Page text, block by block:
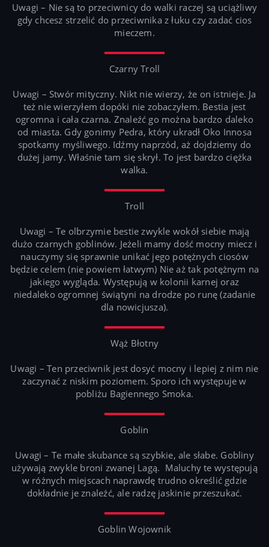
Uwagi – Nie są to przeciwnicy do walki raczej są uciążliwy
gdy chcesz strzelić do przeciwnika z łuku czy zadać cios
mieczem.
Czarny Troll
Uwagi – Stwór mityczny. Nikt nie wierzy, że on istnieje. Ja
też nie wierzyłem dopóki nie zobaczyłem. Bestia jest
ogromna i cała czarna. Znaleźć go można bardzo daleko
od miasta. Gdy gonimy Pedra, który ukradł Oko Innosa
spotkamy myśliwego. Idźmy naprzód, aż dojdziemy do
dużej jamy. Właśnie tam się skrył. To jest bardzo ciężka
walka.
Troll
Uwagi – Te olbrzymie bestie zwykle wokół siebie mają
dużo czarnych goblinów. Jeżeli mamy dość mocny miecz i
nauczymy się sprawnie unikać jego potężnych ciosów
będzie celem (nie powiem łatwym) Nie aż tak potężnym na
jakiego wygląda. Występują w kolonii karnej oraz
niedaleko ogromnej świątyni na drodze po runę (zadanie
dla nowicjusza).
Wąż Błotny
Uwagi – Ten przeciwnik jest dosyć mocny i lepiej z nim nie
zaczynać z niskim poziomem. Sporo ich występuje w
pobliżu Bagiennego Smoka.
Goblin
Uwagi – Te małe skubance są szybkie, ale słabe. Gobliny
używają zwykle broni zwanej Lagą. Maluchy te występują
w różnych miejscach naprawdę trudno określić gdzie
dokładnie je znaleźć, ale radzę jaskinie przeszukać.
Goblin Wojownik